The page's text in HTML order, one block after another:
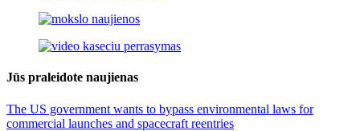
Jūs praleidote naujienas
The US government wants to bypass environmental laws for
commercial launches and spacecraft reentries